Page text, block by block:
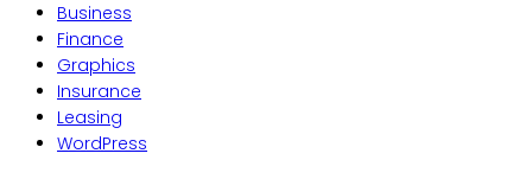
Business
Finance
Graphics
Insurance
Leasing
WordPress